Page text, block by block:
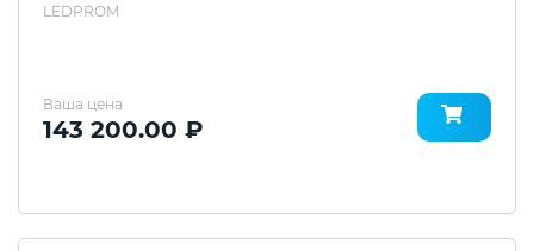
LEDPROM
Ваша цена
143 200.00 ₽